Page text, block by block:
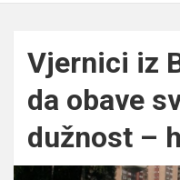
Vjernici iz
da obave
dužnost –